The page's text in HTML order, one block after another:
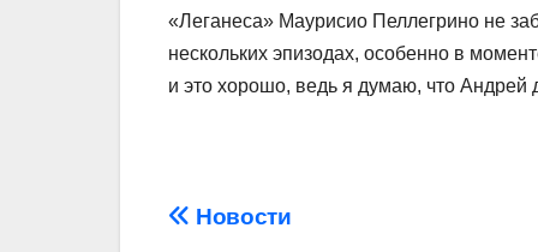
«Леганеса» Маурисио Пеллегрино не
нескольких эпизодах, особенно в
и это хорошо, ведь я думаю, что Андрей
Навігація
Новости